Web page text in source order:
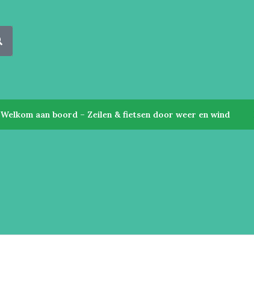
Welkom aan boord – Zeilen & fietsen door weer en wind